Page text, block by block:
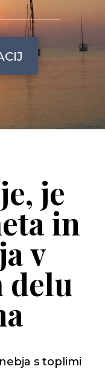
je
in
v
delu
s toplimi